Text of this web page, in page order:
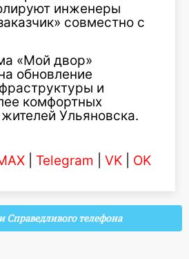
инженеры
совместно с
«Мой двор»
обновление
и
комфортных
Ульяновска.
Telegram VK OK
Справедливого телефона